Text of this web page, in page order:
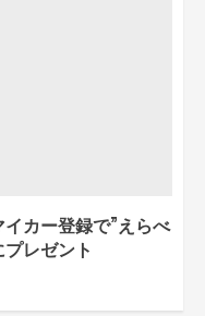
イカー登録で”えらべ
レゼント